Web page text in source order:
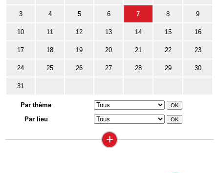
3 4 5 6 7 8 9
10 11 12 13 14 15 16
17 18 19 20 21 22 23
24 25 26 27 28 29 30
31
Par thème
Par lieu
+